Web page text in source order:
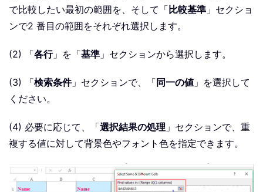
で比較したい最初の範囲を、そして「 比較基準 」セクショ
ンで2 番目の範囲をそれぞれ選択します。
(2) 「各行」を「基準 」セクションから選択します。
(3) 「検索条件」セクションで、「 同一の値 」を選択して
ください。
(4) 必要に応じて、「選択結果の処理 」セクションで、重
複する値に対して背景色やフォント色を指定できます。